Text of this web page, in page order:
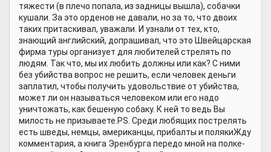
тяжести (в плечо попала, из задницы вышла), собачки
кушали. За это орденов не давали, но за то, что двоих
таких притаскивал, уважали. И узнали от тех, кто,
знающий английский, допрашивал, что это Швейцарская
фирма туры организует для любителей стрелять по
людям. Так что, мы их любить должны или как? С ними
без убийства вопрос не решить, если человек деньги
заплатил, чтобы получить удовольствие от убийства,
может ли он называться человеком или его надо
уничтожать, как бешеную собаку. К ней то ведь Вы
милость не призываете.PS. Среди любящих пострелять
есть шведы, немцы, американцы, прибалты и полякиЖду
комментария, а книга Эренбурга передо мной на полке-